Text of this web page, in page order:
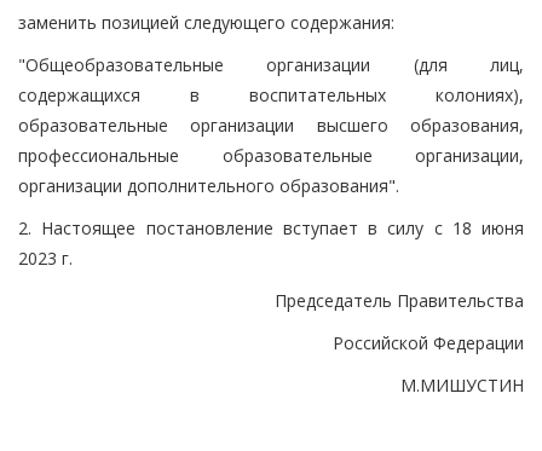
заменить позицией следующего содержания:
"Общеобразовательные организации (для лиц,
содержащихся в воспитательных колониях),
образовательные организации высшего образования,
профессиональные образовательные организации,
организации дополнительного образования".
2. Настоящее постановление вступает в силу с 18 июня
2023 г.
Председатель Правительства
Российской Федерации
М.МИШУСТИН